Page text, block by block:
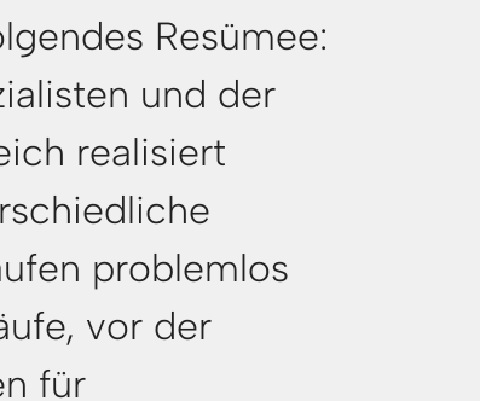
Resümee:
und der
realisiert
problemlos
vor der
für